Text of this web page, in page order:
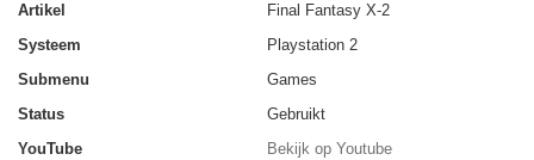
Artikel
Final Fantasy X-2
Systeem
Playstation 2
Submenu
Games
Status
Gebruikt
YouTube
Bekijk op Youtube